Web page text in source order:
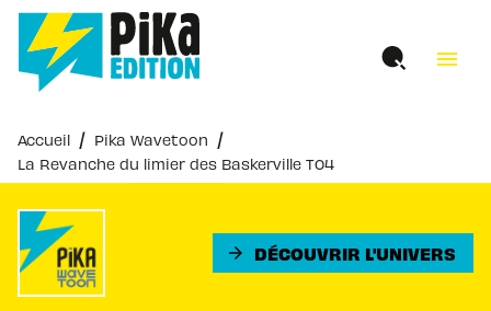
MENU RECHERCHE
PIED DE PAGE
menu
Accueil / Pika Wavetoon /
La Revanche du limier des Baskerville T04
arrow_forward DÉCOUVRIR L'UNIVERS